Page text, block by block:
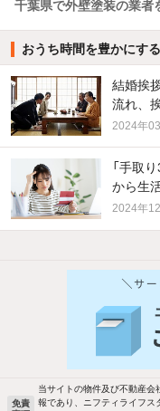
千葉県で外壁塗装の業者
おうち時間を豊かにす
結婚挨
流れ、
2024年
「手取
から生
2024年
免責
当サイトの物件及び不動産会
報であり、ニフティライフス